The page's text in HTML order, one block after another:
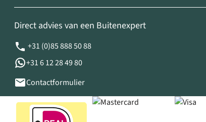
Direct advies van een Buitenexpert
+31 (0)85 888 50 88
+31 6 12 28 49 80
Contactformulier